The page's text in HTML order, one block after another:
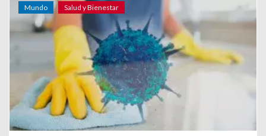
Mundo Salud y Bienestar